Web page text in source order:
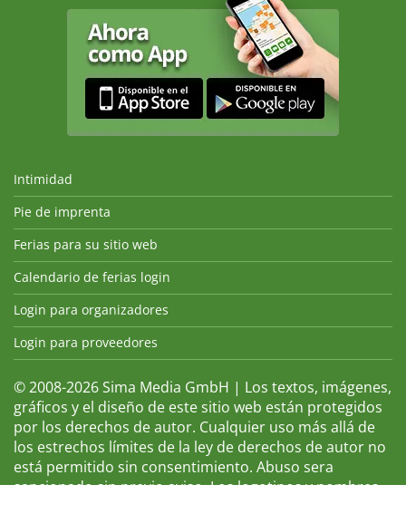
Intimidad
Pie de imprenta
Ferias para su sitio web
Calendario de ferias login
Login para organizadores
Login para proveedores
© 2008-2026 Sima Media GmbH | Los textos, imágenes,
gráficos y el diseño de este sitio web están protegidos
por los derechos de autor. Cualquier uso más allá de
los estrechos límites de la ley de derechos de autor no
está permitido sin consentimiento. Abuso sera
sancionado sin previo aviso. Los logotipos y nombres